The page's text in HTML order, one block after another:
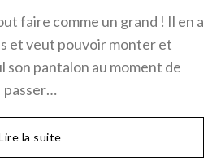
faire comme un grand ! Il en a
et veut pouvoir monter et
son pantalon au moment de
passer…
la suite